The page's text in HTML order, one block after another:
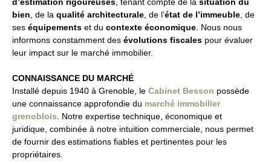
d’estimation rigoureuses, tenant compte de la situation du
bien, de la qualité architecturale, de l’état de l’immeuble, de
ses équipements et du contexte économique. Nous nous
informons constamment des évolutions fiscales pour évaluer
leur impact sur le marché immobilier.
CONNAISSANCE DU MARCHÉ
Installé depuis 1940 à Grenoble, le Cabinet Besson possède
une connaissance approfondie du marché immobilier
grenoblois. Notre expertise technique, économique et
juridique, combinée à notre intuition commerciale, nous permet
de fournir des estimations fiables et pertinentes pour les
propriétaires.